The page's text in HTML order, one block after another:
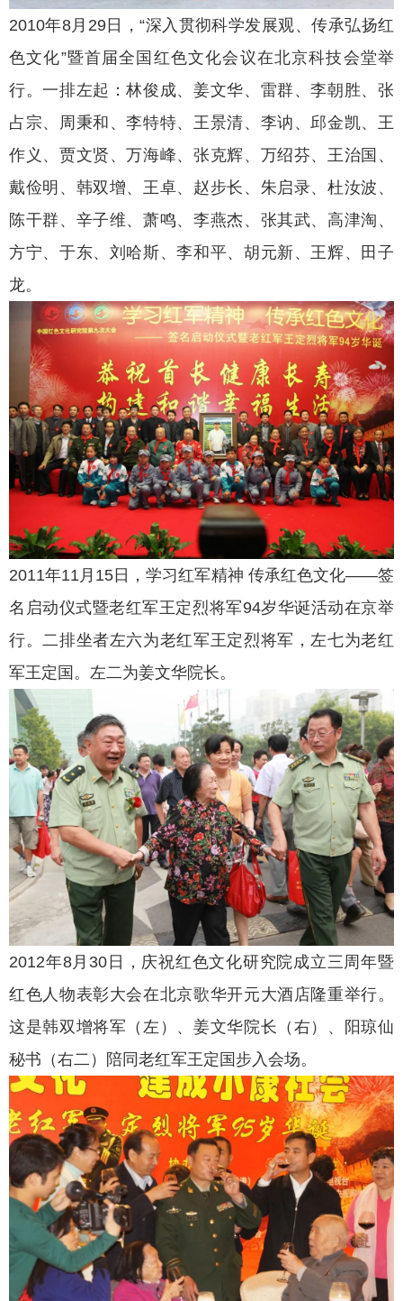
2010年8月29日，“深入贯彻科学发展观、传承弘扬红
色文化”暨首届全国红色文化会议在北京科技会堂举
行。一排左起：林俊成、姜文华、雷群、李朝胜、张
占宗、周秉和、李特特、王景清、李讷、邱金凯、王
作义、贾文贤、万海峰、张克辉、万绍芬、王治国、
戴俭明、韩双增、王卓、赵步长、朱启录、杜汝波、
陈干群、辛子维、萧鸣、李燕杰、张其武、高津淘、
方宁、于东、刘哈斯、李和平、胡元新、王辉、田子
龙。
2011年11月15日，学习红军精神 传承红色文化——签
名启动仪式暨老红军王定烈将军94岁华诞活动在京举
行。二排坐者左六为老红军王定烈将军，左七为老红
军王定国。左二为姜文华院长。
2012年8月30日，庆祝红色文化研究院成立三周年暨
红色人物表彰大会在北京歌华开元大酒店隆重举行。
这是韩双增将军（左）、姜文华院长（右）、阳琼仙
秘书（右二）陪同老红军王定国步入会场。